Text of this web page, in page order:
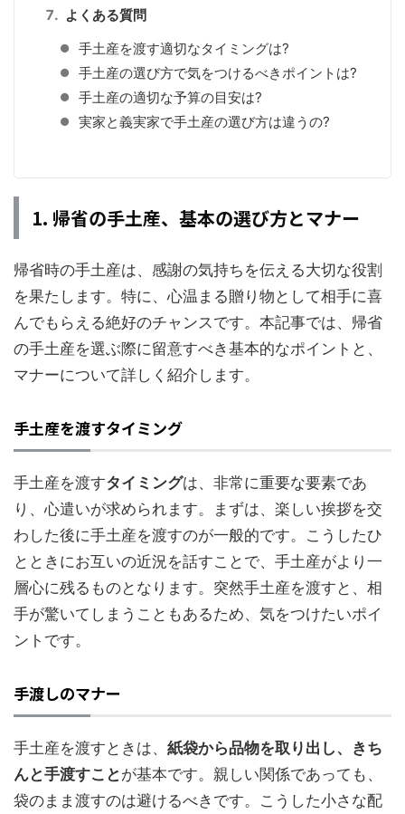
よくある質問
手土産を渡す適切なタイミングは?
手土産の選び方で気をつけるべきポイントは?
手土産の適切な予算の目安は?
実家と義実家で手土産の選び方は違うの?
1. 帰省の手土産、基本の選び方とマナー
帰省時の手土産は、感謝の気持ちを伝える大切な役割
を果たします。特に、心温まる贈り物として相手に喜
んでもらえる絶好のチャンスです。本記事では、帰省
の手土産を選ぶ際に留意すべき基本的なポイントと、
マナーについて詳しく紹介します。
手土産を渡すタイミング
手土産を渡すタイミングは、非常に重要な要素であ
り、心遣いが求められます。まずは、楽しい挨拶を交
わした後に手土産を渡すのが一般的です。こうしたひ
とときにお互いの近況を話すことで、手土産がより一
層心に残るものとなります。突然手土産を渡すと、相
手が驚いてしまうこともあるため、気をつけたいポイ
ントです。
手渡しのマナー
手土産を渡すときは、 紙袋から品物を取り出し、きち
んと手渡すこと が基本です。親しい関係であっても、
袋のまま渡すのは避けるべきです。こうした小さな配